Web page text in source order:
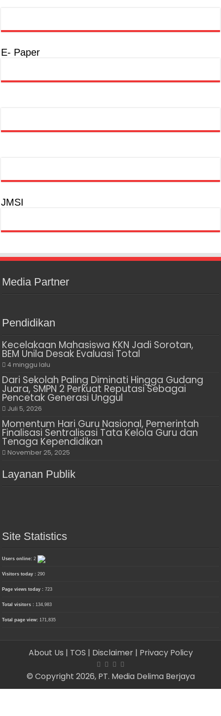
E- Paper
JMSI
Media Partner
Pendidikan
Kecelakaan Mahasiswa KKN Jadi Sorotan,
BEM Unila Desak Evaluasi Total
4 minggu lalu
Dari Sekolah Paling Diminati Hingga Gudang
Juara, SMPN 2 Perkuat Reputasi Sebagai
Pencetak Generasi Unggul
Juli 5, 2026
Momentum Hari Guru Nasional, Pemerintah
Finalisasi Sentralisasi Tata Kelola Guru dan
Tenaga Kependidikan
November 25, 2025
Layanan Publik
Site Statistics
Users online:2
Visitors today :290
Page views today :723
Total visitors :134,983
Total page view:171,835
About Us | TOS | Disclaimer | Privacy Policy
© Copyright 2026, PT. Media Delima Berjaya